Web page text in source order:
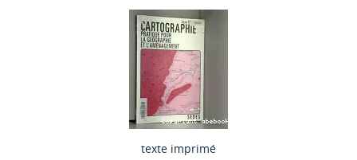
texte imprimé